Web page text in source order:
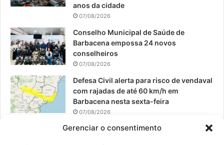
Gerenciar o consentimento
anos da cidade
07/08/2026
Conselho Municipal de Saúde de
Barbacena empossa 24 novos
conselheiros
07/08/2026
Defesa Civil alerta para risco de vendaval
com rajadas de até 60 km/h em
Barbacena nesta sexta-feira
07/08/2026
EPCAR tem a melhor nota do IDEB no